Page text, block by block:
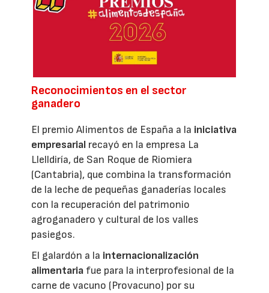
Reconocimientos en el sector
ganadero
El premio Alimentos de España a la iniciativa
empresarial recayó en la empresa La
Llelldiría, de San Roque de Riomiera
(Cantabria), que combina la transformación
de la leche de pequeñas ganaderías locales
con la recuperación del patrimonio
agroganadero y cultural de los valles
pasiegos.
El galardón a la internacionalización
alimentaria fue para la interprofesional de la
carne de vacuno (Provacuno) por su